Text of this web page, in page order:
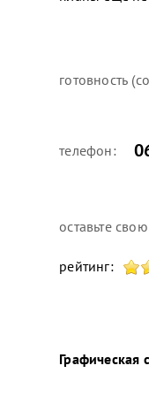
готовность
телефон:
оставьте
рейтинг:
Графическая